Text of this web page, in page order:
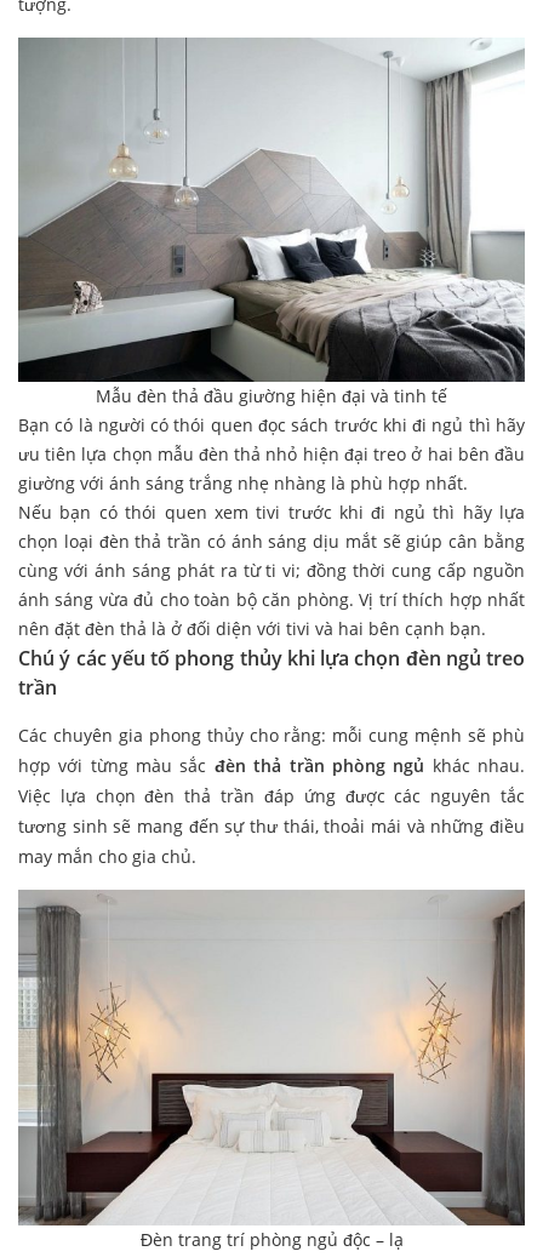
Mẫu đèn thả đầu giường hiện đại và tinh tế
Bạn có là người có thói quen đọc sách trước khi đi ngủ thì hãy
ưu tiên lựa chọn mẫu đèn thả nhỏ hiện đại treo ở hai bên đầu
giường với ánh sáng trắng nhẹ nhàng là phù hợp nhất.
Nếu bạn có thói quen xem tivi trước khi đi ngủ thì hãy lựa
chọn loại đèn thả trần có ánh sáng dịu mắt sẽ giúp cân bằng
cùng với ánh sáng phát ra từ ti vi; đồng thời cung cấp nguồn
ánh sáng vừa đủ cho toàn bộ căn phòng. Vị trí thích hợp nhất
nên đặt đèn thả là ở đối diện với tivi và hai bên cạnh bạn.
Chú ý các yếu tố phong thủy khi lựa chọn đèn ngủ treo
trần
Các chuyên gia phong thủy cho rằng: mỗi cung mệnh sẽ phù
hợp với từng màu sắc đèn thả trần phòng ngủ khác nhau.
Việc lựa chọn đèn thả trần đáp ứng được các nguyên tắc
tương sinh sẽ mang đến sự thư thái, thoải mái và những điều
may mắn cho gia chủ.
Đèn trang trí phòng ngủ độc – lạ